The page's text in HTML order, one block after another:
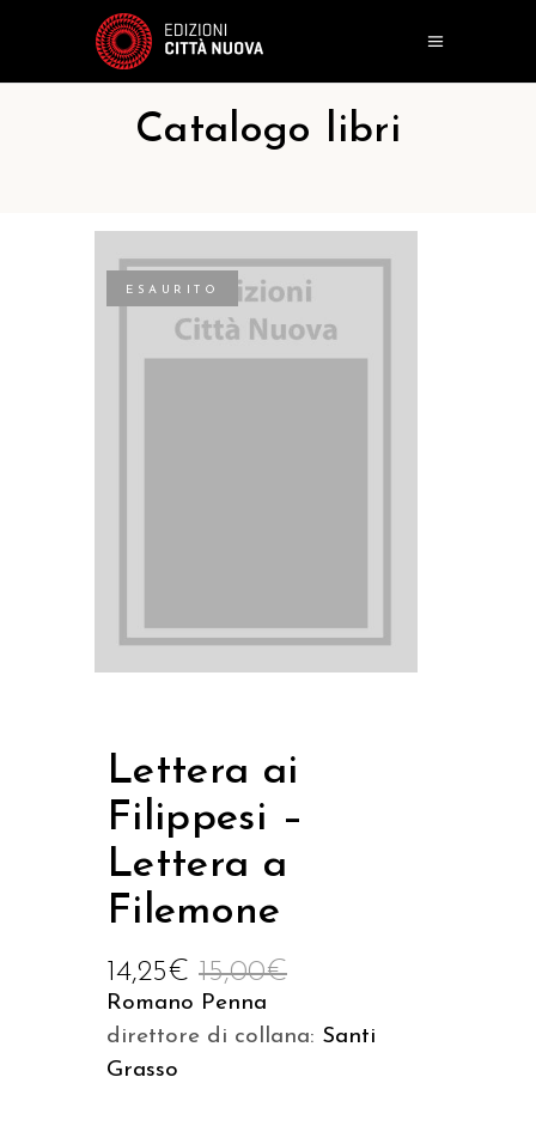
Catalogo libri
ESAURITO
Lettera ai
Filippesi –
Lettera a
Filemone
15,00€
14,25€
Romano Penna
direttore di collana: Santi
Grasso